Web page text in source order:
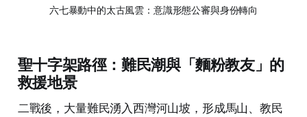
六七暴動中的太古風雲：意識形態公審與身份轉向
聖十字架路徑：難民潮與「麵粉教友」的
救援地景
二戰後，大量難民湧入西灣河山坡，形成馬山、教民